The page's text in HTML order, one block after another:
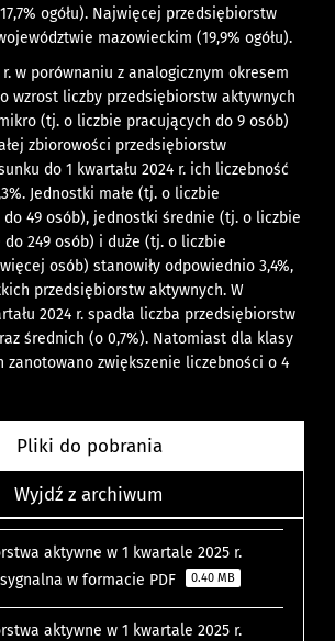
ogółu). Najwięcej przedsiębiorstw
mazowieckim (19,9% ogółu).
w porównaniu z analogicznym okresem
wzrost liczby przedsiębiorstw aktywnych
(tj. o liczbie pracujących do 9 osób)
zbiorowości przedsiębiorstw
do 1 kwartału 2024 r. ich liczebność
Jednostki małe (tj. o liczbie
do 49 osób), jednostki średnie (tj. o liczbie
249 osób) i duże (tj. o liczbie
osób) stanowiły odpowiednio 3,4%,
przedsiębiorstw aktywnych. W
2024 r. spadła liczba przedsiębiorstw
średnich (o 0,7%). Natomiast dla klasy
zanotowano zwiększenie liczebności o 4
Pliki do pobrania
Wyjdź z archiwum
aktywne w 1 kwartale 2025 r.
w formacie PDF
0.40 MB
aktywne w 1 kwartale 2025 r.